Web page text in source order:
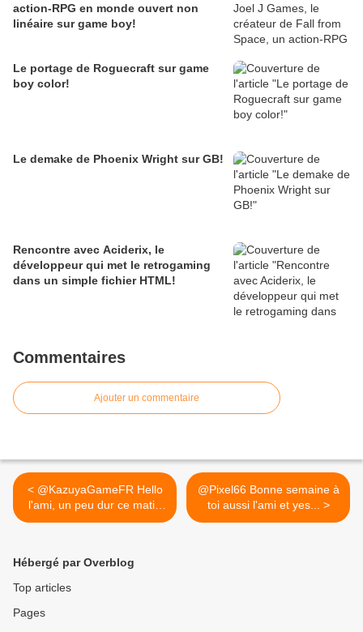
action-RPG en monde ouvert non
linéaire sur game boy!
Le portage de Roguecraft sur game
boy color!
Le demake de Phoenix Wright sur GB!
Rencontre avec Aciderix, le
développeur qui met le retrogaming
dans un simple fichier HTML!
Commentaires
Ajouter un commentaire
< @KazuyaGameFR Hello
l'ami, un peu dur ce matin
lol...
@Pixel66 Bonne semaine à
toi aussi l'ami et yes... >
Hébergé par Overblog
Top articles
Pages